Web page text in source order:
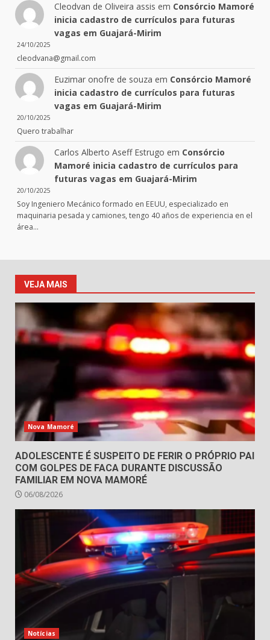
Cleodvan de Oliveira assis em Consórcio Mamoré
inicia cadastro de currículos para futuras
vagas em Guajará-Mirim
24/10/2025
cleodvana@gmail.com
Euzimar onofre de souza em Consórcio Mamoré
inicia cadastro de currículos para futuras
vagas em Guajará-Mirim
20/10/2025
Quero trabalhar
Carlos Alberto Aseff Estrugo em Consórcio
Mamoré inicia cadastro de currículos para
futuras vagas em Guajará-Mirim
20/10/2025
Soy Ingeniero Mecánico formado en EEUU, especializado en
maquinaria pesada y camiones, tengo 40 años de experiencia en el
área…
VEJA MAIS
Nova Mamoré
ADOLESCENTE É SUSPEITO DE FERIR O PRÓPRIO PAI
COM GOLPES DE FACA DURANTE DISCUSSÃO
FAMILIAR EM NOVA MAMORÉ
06/08/2026
Notícias